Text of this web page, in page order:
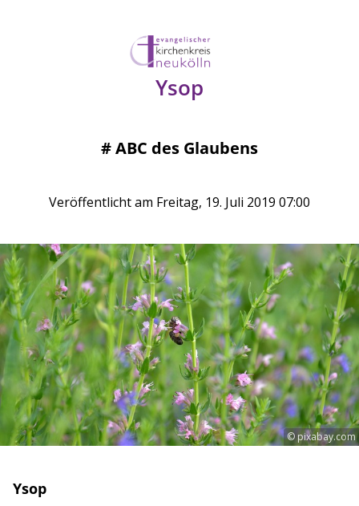
Ysop
#ABC des Glaubens
Veröffentlicht am Freitag, 19. Juli 2019 07:00
© pixabay.com
Ysop